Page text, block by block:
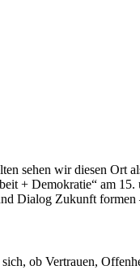
sehen wir diesen Ort
+ Demokratie“ am
Dialog Zukunft
ob Vertrauen,